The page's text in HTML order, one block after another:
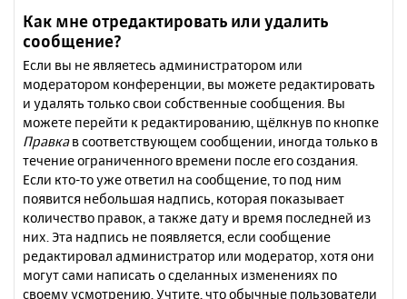
Как мне отредактировать или удалить
сообщение?
Если вы не являетесь администратором или
модератором конференции, вы можете редактировать
и удалять только свои собственные сообщения. Вы
можете перейти к редактированию, щёлкнув по кнопке
Правкав соответствующем сообщении, иногда только в
течение ограниченного времени после его создания.
Если кто-то уже ответил на сообщение, то под ним
появится небольшая надпись, которая показывает
количество правок, а также дату и время последней из
них. Эта надпись не появляется, если сообщение
редактировал администратор или модератор, хотя они
могут сами написать о сделанных изменениях по
своему усмотрению. Учтите, что обычные пользователи